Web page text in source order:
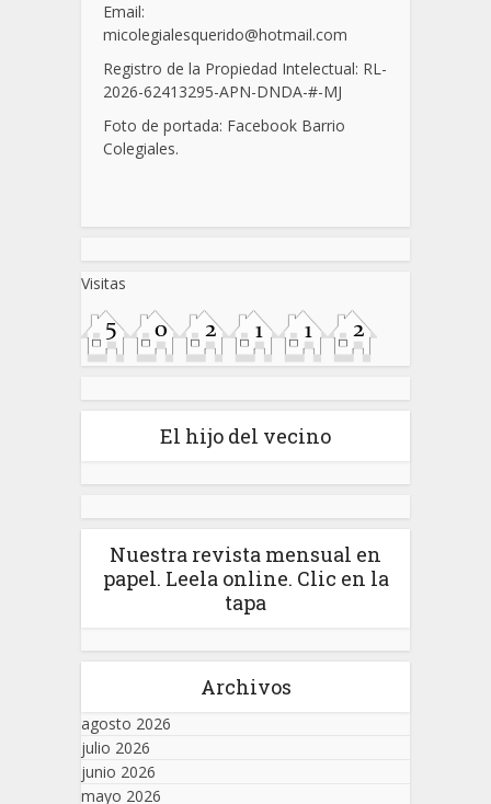
Email:
micolegialesquerido@hotmail.com
Registro de la Propiedad Intelectual: RL-
2026-62413295-APN-DNDA-#-MJ
Foto de portada: Facebook Barrio
Colegiales.
Visitas
El hijo del vecino
Nuestra revista mensual en
papel. Leela online. Clic en la
tapa
Archivos
agosto 2026
julio 2026
junio 2026
mayo 2026